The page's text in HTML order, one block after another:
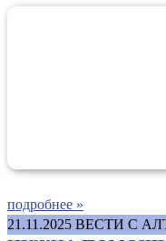
подробнее »
21.11.2025 ВЕСТИ С